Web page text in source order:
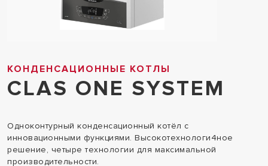
КОНДЕНСАЦИОННЫЕ КОТЛЫ
CLAS ONE SYSTEM
Одноконтурный конденсационный котёл с
инновационными функциями. Высокотехнологи4ное
решение, четыре технологии для максимальной
производительности.